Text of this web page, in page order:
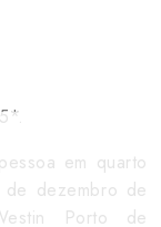
em quarto
dezembro de
Porto de